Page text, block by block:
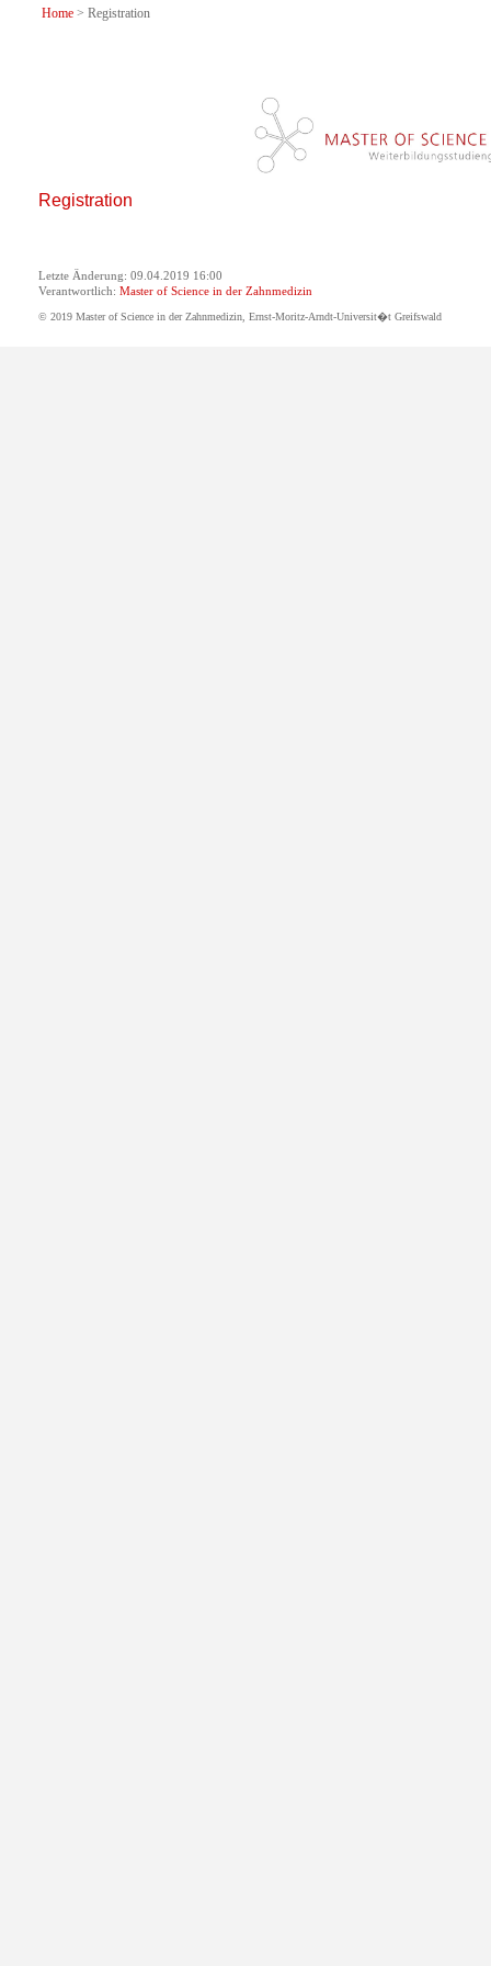
Home > Registration
Registration
Letzte Änderung: 09.04.2019 16:00
Verantwortlich: Master of Science in der Zahnmedizin
© 2019 Master of Science in der Zahnmedizin, Ernst-Moritz-Arndt-Universit�t Greifswald